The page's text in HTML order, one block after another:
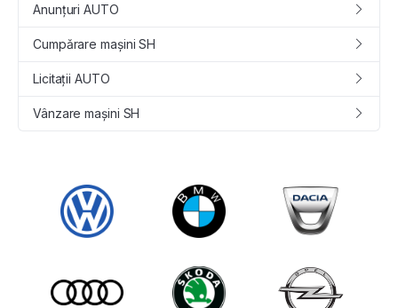
Anunțuri AUTO
Cumpǎrare maşini SH
Licitații AUTO
Vânzare maşini SH